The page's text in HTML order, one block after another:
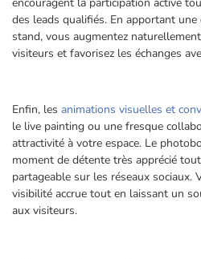
des leads qualifiés. En apportant
stand, vous augmentez
visiteurs et favorisez les échanges
Enfin, les animations visuelles et
le live painting ou une fresque
attractivité à votre espace. Le
moment de détente très apprécié
partageable sur les réseaux sociaux.
visibilité accrue tout en laissant un
aux visiteurs.